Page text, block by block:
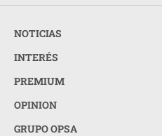
NOTICIAS
INTERÉS
PREMIUM
OPINION
GRUPO OPSA